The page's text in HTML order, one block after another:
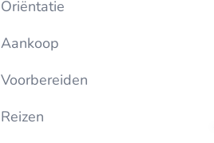
Oriëntatie
Aankoop
Voorbereiden
Reizen